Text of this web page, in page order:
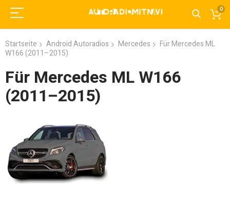
0
Startseite Android Autoradios Mercedes
Für Mercedes ML
W166 (2011–2015)
Für Mercedes ML W166
(2011–2015)